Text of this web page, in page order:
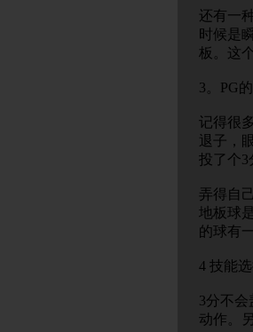
还有一
时候是
板。这
3。PG
记得很
退子，
投了个3
弄得自
地板球
的球有
4 技能
3分不
动作。